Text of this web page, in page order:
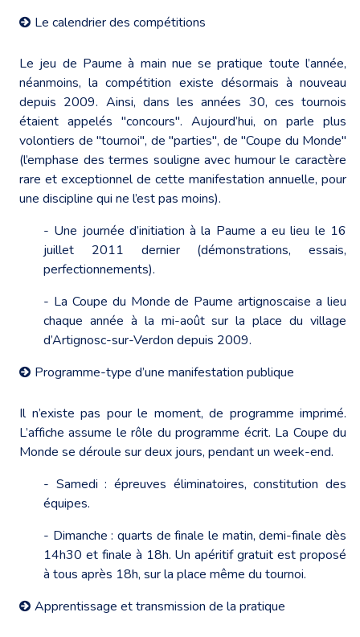
Le calendrier des compétitions
Le jeu de Paume à main nue se pratique toute l’année,
néanmoins, la compétition existe désormais à nouveau
depuis 2009. Ainsi, dans les années 30, ces tournois
étaient appelés "concours". Aujourd’hui, on parle plus
volontiers de "tournoi", de "parties", de "Coupe du Monde"
(l’emphase des termes souligne avec humour le caractère
rare et exceptionnel de cette manifestation annuelle, pour
une discipline qui ne l’est pas moins).
- Une journée d’initiation à la Paume a eu lieu le 16
juillet 2011 dernier (démonstrations, essais,
perfectionnements).
- La Coupe du Monde de Paume artignoscaise a lieu
chaque année à la mi-août sur la place du village
d’Artignosc-sur-Verdon depuis 2009.
Programme-type d’une manifestation publique
Il n’existe pas pour le moment, de programme imprimé.
L’affiche assume le rôle du programme écrit. La Coupe du
Monde se déroule sur deux jours, pendant un week-end.
- Samedi : épreuves éliminatoires, constitution des
équipes.
- Dimanche : quarts de finale le matin, demi-finale dès
14h30 et finale à 18h. Un apéritif gratuit est proposé
à tous après 18h, sur la place même du tournoi.
Apprentissage et transmission de la pratique